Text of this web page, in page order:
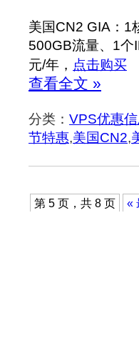
美国CN2 GIA：1
500GB流量、1个
元/年， 点击购买
查看全文 »
分类： VPS优惠信
节特惠,美国CN2,
第 5 页，共 8 页 «